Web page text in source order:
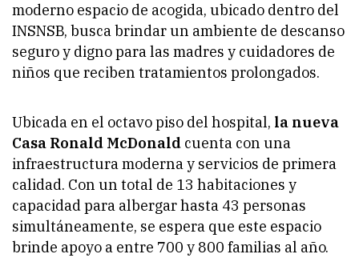
moderno espacio de acogida, ubicado dentro del
INSNSB, busca brindar un ambiente de descanso
seguro y digno para las madres y cuidadores de
niños que reciben tratamientos prolongados.
Ubicada en el octavo piso del hospital, la nueva
Casa Ronald McDonald cuenta con una
infraestructura moderna y servicios de primera
calidad. Con un total de 13 habitaciones y
capacidad para albergar hasta 43 personas
simultáneamente, se espera que este espacio
brinde apoyo a entre 700 y 800 familias al año.